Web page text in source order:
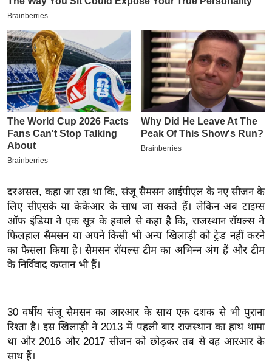
2
2
6
क्रा
इ
म
ई
-
पे
र
मि
सा
ल
बे
ल
श
ख्सि
दरअसल, कहा जा रहा था कि, संजू सैमसन आईपीएलके नए सीजन के
लिए सीएसकेया केकेआरके साथ जा सकते हैं। लेकिन अबटाइम्स
ऑफ इंडिया ने एक सूत्र के हवाले से कहा है कि, राजस्थान रॉयल्सने
फिलहालसैमसनया अपने किसी भी अन्य खिलाड़ी कोट्रेड नहीं करने
का फैसला किया है।सैमसन रॉयल्स टीमका अभिन्न अंग हैं और टीम
के निर्विवाद कप्तान भी हैं।
30 वर्षीय संजू सैमसनकाआरआरके साथ एक दशक से भी पुराना
रिश्ता है। इस खिलाड़ी ने 2013 में पहली बार राजस्थान का हाथ थामा
था और 2016 और 2017 सीजन को छोड़कर तब से वह आरआरके
साथ हैं।